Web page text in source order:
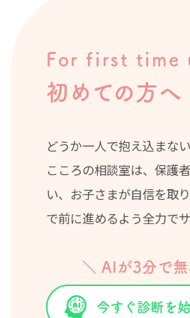
For first time
初めての方へ
どうか一人で抱え込まな
こころの相談室は、保護
い、お子さまが自信を取
で前に進めるよう全力で
＼ AIが3分で
今すぐ診断を